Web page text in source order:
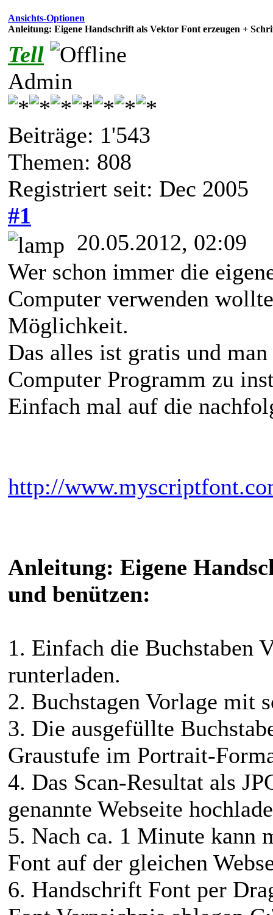
Ansichts-Optionen
Anleitung: Eigene Handschrift als Vektor Font erzeugen +
Tell
Admin
Beiträge: 1'543
Themen: 808
Registriert seit: Dec 2005
#1
20.05.2012, 02:09
Wer schon immer die
Computer verwenden
Möglichkeit.
Das alles ist gratis und
Computer Programm zu
Einfach mal auf die
http://
Anleitung: Eigene
und benützen:
1. Einfach die Buchstaben
runterladen.
2. Buchstagen Vorlage mit
3. Die ausgefüllte
Graustufe im Portrait-
4. Das Scan-Resultat als
genannte Webseite
5. Nach ca. 1 Minute kann
Font auf der gleichen
6. Handschrift Font per